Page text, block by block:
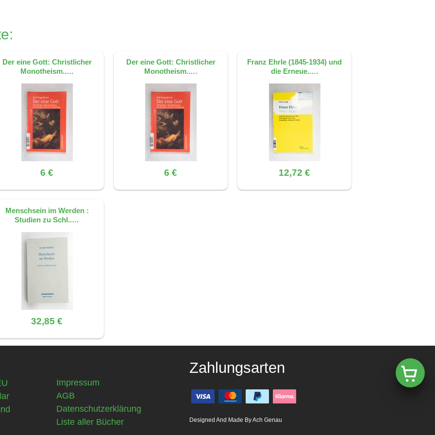
auf der Quelle: S. 137, ISBN 9783402002209
Der eine Gott: Christlicher
Monotheism..…
6 €
Der eine Gott: Christlicher
Monotheism..…
6 €
Franz Ehrle (1845-1934) und
die Erneue..…
12,72 €
Menschsein im Werden :
Studien zu Schl..…
32,85 €
Impressum
AGB
Datenschutzerklärung
Liste aller Bücher
Zahlungsarten
Designed And Made By Ach Genau